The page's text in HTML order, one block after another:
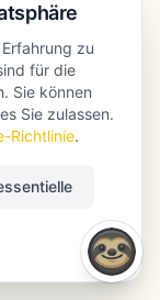
und
für
zu
für die
Sie können
Sie zulassen.
Richtlinie.